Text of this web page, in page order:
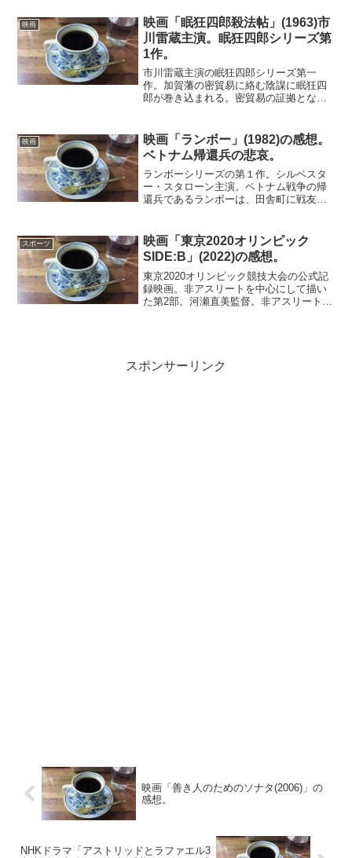
て金縛りになっていた。その落ち武者を
証人にして無罪を勝ち取ろ...
映画
映画「眠狂四郎殺法帖」(1963)市
川雷蔵主演。眠狂四郎シリーズ第
1作。
市川雷蔵主演の眠狂四郎シリーズ第一
作。加賀藩の密貿易に絡む陰謀に眠狂四
郎が巻き込まれる。密貿易の証拠となる
のところに送り込み、手形を取り返そう
とする。唐人の少林寺拳法の...
映画
映画「ランボー」(1982)の感想。
ベトナム帰還兵の悲哀。
ランボーシリーズの第１作。シルベスタ
ー・スタローン主演。ベトナム戦争の帰
還兵であるランボーは、田舎町に戦友を
百人の警官を相手に死闘を繰り広げる。
大筋としてはアクション映...
スポーツ
映画「東京2020オリンピック
SIDE:B」(2022)の感想。
東京2020オリンピック競技大会の公式記
録映画。非アスリートを中心にして描い
た第2部。河瀬直美監督。非アスリートが
スポンサーリンク
映画「善き人のためのソナタ(2006)」の
感想。
NHKドラマ「アストリッドとラファエル3